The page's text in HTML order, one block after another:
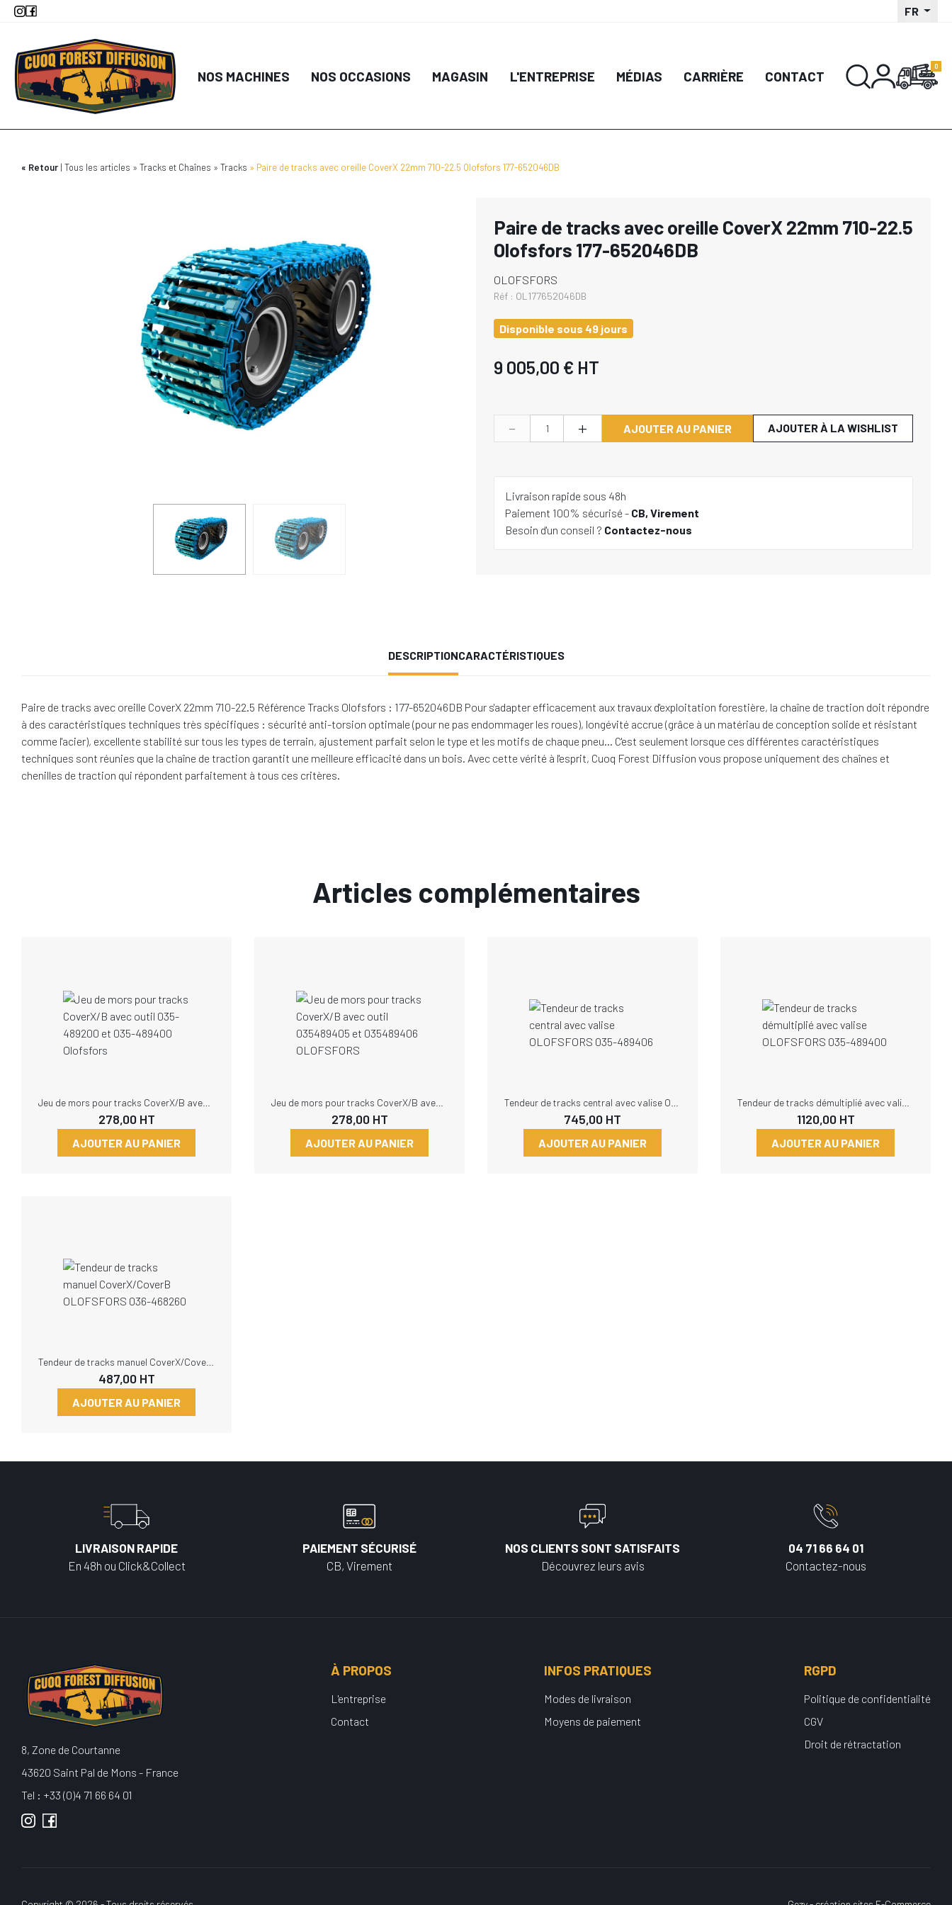
Aller
principal
FR
NOS MACHINES NOS OCCASIONS MAGASIN L'ENTREPRISE MÉDIAS CARRIÈRE CONTACT
Retour Tous les articles Tracks et Chaînes Tracks Paire de tracks avec oreille CoverX 22mm 710-22.5 Olofsfors 177-652046DB
Paire de tracks avec oreille CoverX 22mm 710-22.5
Olofsfors 177-652046DB
OLOFSFORS
Réf : OL177652046DB
Disponible sous 49 jours
9 005,00 € HT
- + AJOUTER AU PANIER AJOUTER À LA WISHLIST
Livraison rapide sous 48h
Paiement 100% sécurisé - CB, Virement
Besoin d'un conseil ? Contactez-nous
DESCRIPTIONCARACTÉRISTIQUES
Paire de tracks avec oreille CoverX 22mm 710-22.5 Référence Tracks Olofsfors : 177-652046DB Pour s'adapter efficacement aux travaux d'exploitation forestière, la chaîne de traction doit répondre
à des caractéristiques techniques très spécifiques : sécurité anti-torsion optimale (pour ne pas endommager les roues), longévité accrue (grâce à un matériau de conception solide et résistant
comme l'acier), excellente stabilité sur tous les types de terrain, ajustement parfait selon le type et les motifs de chaque pneu… C'est seulement lorsque ces différentes caractéristiques
techniques sont réunies que la chaîne de traction garantit une meilleure efficacité dans un bois. Avec cette vérité à l'esprit, Cuoq Forest Diffusion vous propose uniquement des chaînes et
chenilles de traction qui répondent parfaitement à tous ces critères.
Articles complémentaires
278,00HT
AJOUTER AU PANIER
278,00HT
AJOUTER AU PANIER
745,00 HT
AJOUTER AU PANIER
1120,00HT
AJOUTER AU PANIER
487,00HT
AJOUTER AU PANIER
LIVRAISON RAPIDE
En 48h ou Click&Collect
PAIEMENT SÉCURISÉ
CB, Virement
NOS CLIENTS SONT SATISFAITS
Découvrez leurs avis
04 71 66 64 01
Contactez-nous
8, Zone de Courtanne
43620 Saint Pal de Mons - France
Tel : +33 (0)4 71 66 64 01
À PROPOS
L'entreprise
Contact
INFOS PRATIQUES
Modes de livraison
Moyens de paiement
RGPD
Politique de confidentialité
CGV
Droit de rétractation